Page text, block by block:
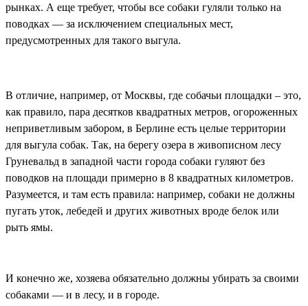
рынках. А еще требует, чтобы все собаки гуляли только на
поводках — за исключением специальных мест,
предусмотренных для такого выгула.
В отличие, например, от Москвы, где собачьи площадки – это,
как правило, пара десятков квадратных метров, огороженных
неприветливым забором, в Берлине есть целые территории
для выгула собак. Так, на берегу озера в живописном лесу
Груневальд в западной части города собаки гуляют без
поводков на площади примерно в 8 квадратных километров.
Разумеется, и там есть правила: например, собаки не должны
пугать уток, лебедей и других животных вроде белок или
рыть ямы.
И конечно же, хозяева обязательно должны убирать за своими
собаками — и в лесу, и в городе.